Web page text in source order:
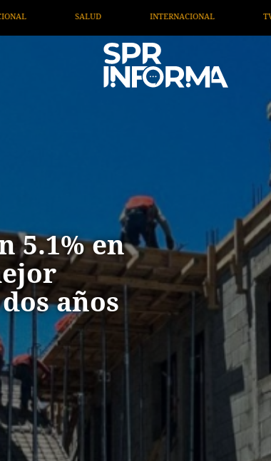
TV MIGRANTE INFORMA
5.1% en
años